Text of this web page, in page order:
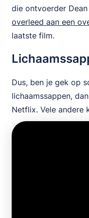
die ontvoerder
overleed aan een
laatste film.
Dus, ben je gek op
lichaamssappen,
Netflix. Vele andere